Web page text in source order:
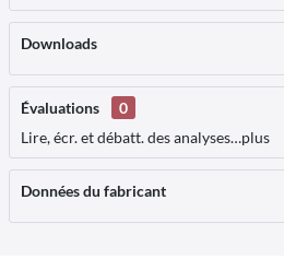
Downloads
Évaluations
0
Lire, écr. et débatt. des analyses…plus
Données du fabricant